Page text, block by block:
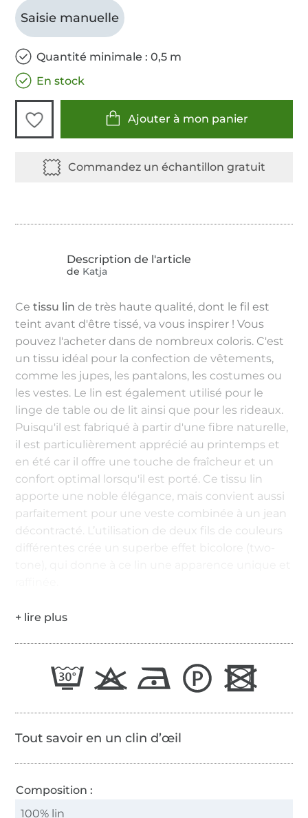
Saisie manuelle
Quantité minimale : 0,5 m
En stock
Ajouter à mon panier
de Katja
Cetissu lin de très haute qualité, dont le fil est
teint avant d'être tissé, va vous inspirer ! Vous
pouvez l'acheter dans de nombreux coloris. C'est
un tissu idéal pour la confection de vêtements,
comme les jupes, les pantalons, les costumes ou
les vestes. Le lin est également utilisé pour le
linge de table ou de lit ainsi que pour les rideaux.
Puisqu'il est fabriqué à partir d'une fibre naturelle,
il est particulièrement apprécié au printemps et
en été car il offre une touche de fraîcheur et un
confort optimal lorsqu'il est porté. Ce tissu lin
apporte une noble élégance, mais convient aussi
parfaitement pour une veste combinée à un jean
décontracté. L’utilisation de deux fils de couleurs
différentes crée un superbe effet bicolore (two-
Tout savoir en un clin d’œil
Composition :
100% lin